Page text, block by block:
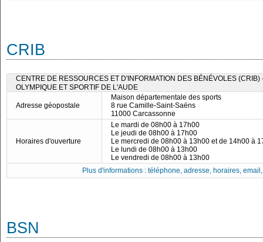
CRIB
CENTRE DE RESSOURCES ET D'INFORMATION DES BÉNÉVOLES (CRIB)
OLYMPIQUE ET SPORTIF DE L'AUDE
Adresse géopostale
Maison départementale des sports
8 rue Camille-Saint-Saëns
11000 Carcassonne
Horaires d'ouverture
Le mardi de 08h00 à 17h00
Le jeudi de 08h00 à 17h00
Le mercredi de 08h00 à 13h00 et de 14h00 à
Le lundi de 08h00 à 13h00
Le vendredi de 08h00 à 13h00
Plus d'informations : téléphone, adresse, horaires,
BSN